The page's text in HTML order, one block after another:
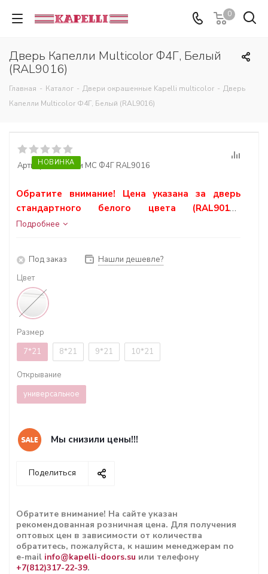
0
Дверь Капелли Multicolor Ф4Г, Белый
(RAL9016)
Главная - Каталог - Двери окрашенные Kapelli multicolor - Дверь
Капелли Multicolor Ф4Г, Белый (RAL9016)
НОВИНКА
Артикул: Капелли MC Ф4Г RAL9016
Обратите внимание! Цена указана за дверь
стандартного белого цвета (RAL9016).
Стоимость дверей других цветов
Подробнее
Под заказ
Нашли дешевле?
Цвет
Размер
7*21
8*21 9*21 10*21
Открывание
универсальное
Мы снизили цены!!!
Поделиться
Обратите внимание! На сайте указан
рекомендованная розничная цена. Для получения
оптовых цен в зависимости от количества
обратитесь, пожалуйста, к нашим менеджерам по
e-mail info@kapelli-doors.su или телефону
+7(812)317-22-39.